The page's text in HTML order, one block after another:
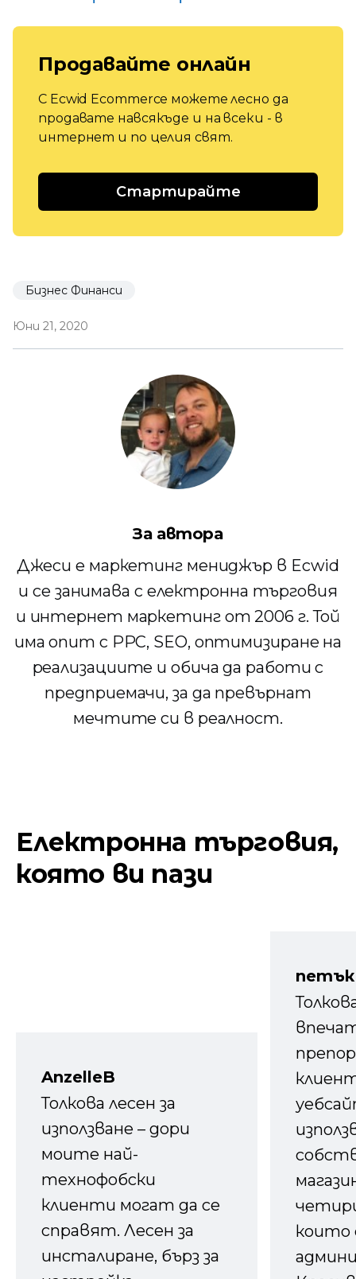
Продавайте онлайн
С Ecwid Ecommerce можете лесно да
продавате навсякъде и на всеки - в
интернет и по целия свят.
Стартирайте
Бизнес Финанси
Юни 21, 2020
За автора
Джеси е маркетинг мениджър в Ecwid
и се занимава с електронна търговия
и интернет маркетинг от 2006 г. Той
има опит с PPC, SEO, оптимизиране на
реализациите и обича да работи с
предприемачи, за да превърнат
мечтите си в реалност.
Електронна търговия,
която ви пази
AnzelleB
Толкова лесен за
използване – дори
моите най-
технофобски
клиенти могат да се
справят. Лесен за
инсталиране, бърз за
които